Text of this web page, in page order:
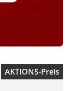
AKTIONS-Preis